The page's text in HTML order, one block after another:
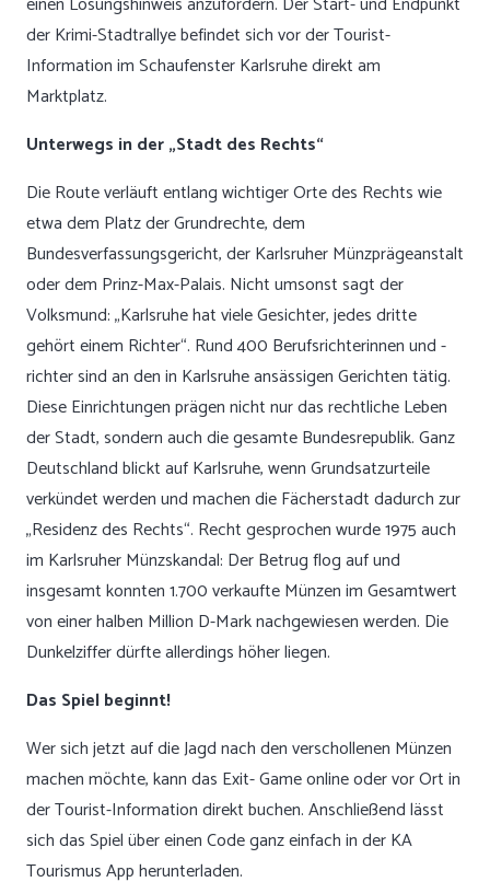
der Krimi-Stadtrallye befindet sich vor der Tourist-
Information im Schaufenster Karlsruhe direkt am
Marktplatz.
Unterwegs in der „Stadt des Rechts“
Die Route verläuft entlang wichtiger Orte des Rechts wie
etwa dem Platz der Grundrechte, dem
Bundesverfassungsgericht, der Karlsruher Münzprägeanstalt
oder dem Prinz-Max-Palais. Nicht umsonst sagt der
Volksmund: „Karlsruhe hat viele Gesichter, jedes dritte
gehört einem Richter“. Rund 400 Berufsrichterinnen und -
richter sind an den in Karlsruhe ansässigen Gerichten tätig.
Diese Einrichtungen prägen nicht nur das rechtliche Leben
der Stadt, sondern auch die gesamte Bundesrepublik. Ganz
Deutschland blickt auf Karlsruhe, wenn Grundsatzurteile
verkündet werden und machen die Fächerstadt dadurch zur
„Residenz des Rechts“. Recht gesprochen wurde 1975 auch
im Karlsruher Münzskandal: Der Betrug flog auf und
insgesamt konnten 1.700 verkaufte Münzen im Gesamtwert
von einer halben Million D-Mark nachgewiesen werden. Die
Dunkelziffer dürfte allerdings höher liegen.
Das Spiel beginnt!
Wer sich jetzt auf die Jagd nach den verschollenen Münzen
machen möchte, kann das Exit- Game online oder vor Ort in
der Tourist-Information direkt buchen. Anschließend lässt
sich das Spiel über einen Code ganz einfach in der KA
Tourismus App herunterladen.